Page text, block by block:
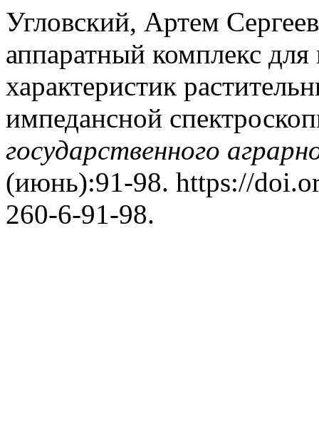
Угловский, Артем
аппаратный комплекс
характеристик
импедансной
государственного
(июнь):91-98. https://
260-6-91-98.